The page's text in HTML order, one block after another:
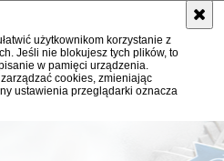
użytkownikom korzystanie z
Jeśli nie blokujesz tych plików, to
w pamięci urządzenia.
cookies, zmieniając
ustawienia przeglądarki oznacza